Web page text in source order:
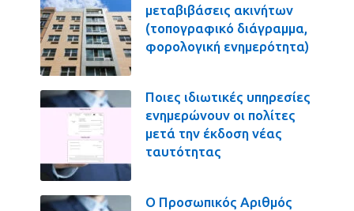
μεταβιβάσεις ακινήτων
(τοπογραφικό διάγραμμα,
φορολογική ενημερότητα)
Ποιες ιδιωτικές υπηρεσίες
ενημερώνουν οι πολίτες
μετά την έκδοση νέας
ταυτότητας
Ο Προσωπικός Αριθμός